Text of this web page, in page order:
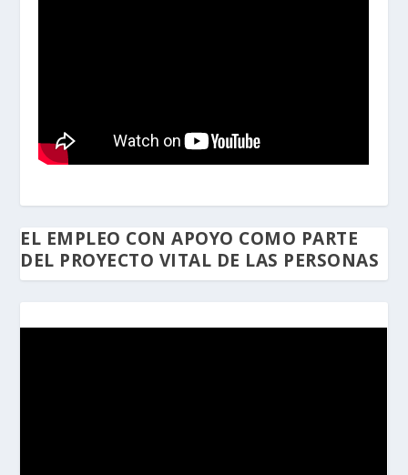
EL EMPLEO CON APOYO COMO PARTE
DEL PROYECTO VITAL DE LAS PERSONAS